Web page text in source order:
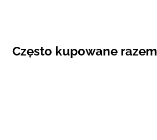
Często kupowane razem